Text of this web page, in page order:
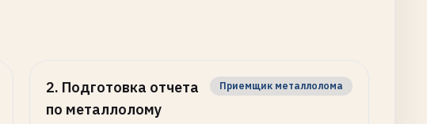
2. Подготовка отчета
по металлолому
Приемщик металлолома